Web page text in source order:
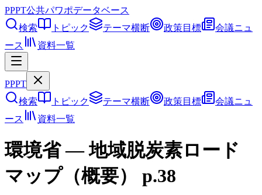
PPPT公共パワポデータベース
検索
トピック テーマ横断 政策目標
会議ニュ
ース
資料一覧
PPPT
検索
トピック テーマ横断 政策目標
会議ニュ
ース
資料一覧
環境省—地域脱炭素ロード
マップ（概要）
p.38